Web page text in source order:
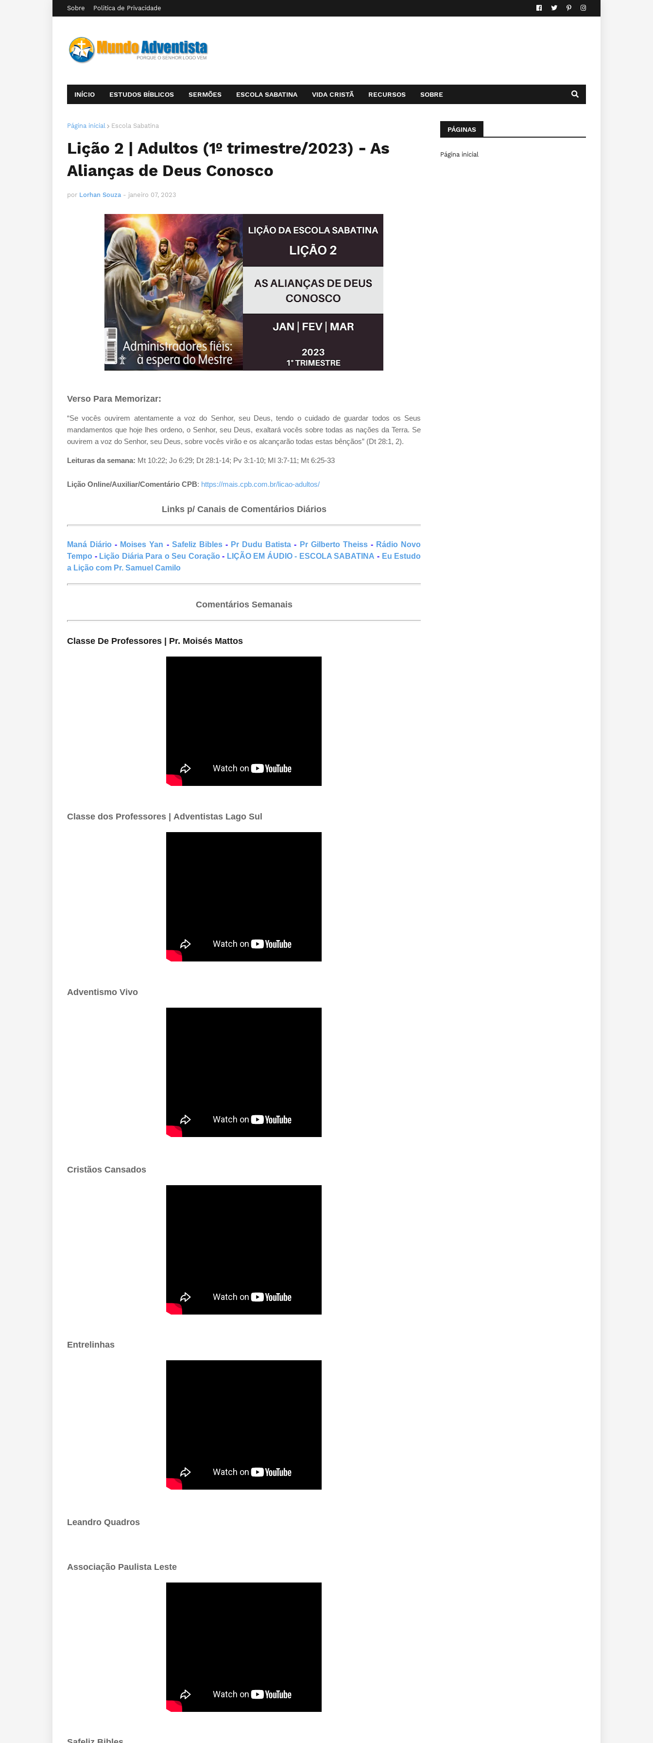
Sobre Politica de Privacidade
INÍCIO ESTUDOS BÍBLICOS SERMÕES ESCOLA SABATINA VIDA CRISTÃ RECURSOS SOBRE
Página inicial Escola Sabatina
Lição 2 | Adultos (1º trimestre/2023) - As
Alianças de Deus Conosco
por Lorhan Souza - janeiro 07, 2023
Verso Para Memorizar:
“Se vocês ouvirem atentamente a voz do Senhor, seu Deus, tendo o cuidado de guardar todos os Seus
mandamentos que hoje lhes ordeno, o Senhor, seu Deus, exaltará vocês sobre todas as nações da Terra. Se
ouvirem a voz do Senhor, seu Deus, sobre vocês virão e os alcançarão todas estas bênçãos” (Dt 28:1, 2).
Leituras da semana: Mt 10:22; Jo 6:29; Dt 28:1-14; Pv 3:1-10; Ml 3:7-11; Mt 6:25-33
Lição Online/Auxiliar/Comentário CPB: https://mais.cpb.com.br/licao-adultos/
Links p/ Canais de Comentários Diários
Maná Diário - Moises Yan - Safeliz Bibles- Pr Dudu Batista - Pr Gilberto Theiss- Rádio Novo
Tempo - Lição Diária Para o Seu Coração - LIÇÃO EM ÁUDIO - ESCOLA SABATINA - Eu Estudo
a Lição com Pr. Samuel Camilo
Comentários Semanais
Classe De Professores | Pr. Moisés Mattos
Classe dos Professores | Adventistas Lago Sul
Adventismo Vivo
Cristãos Cansados
Entrelinhas
Leandro Quadros
Associação Paulista Leste
PÁGINAS
Página inicial